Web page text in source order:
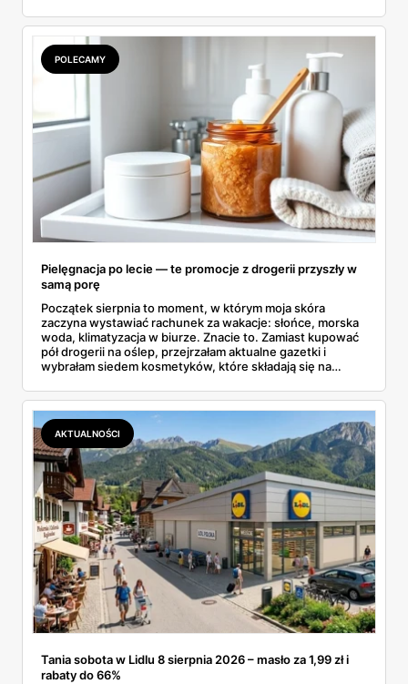
się przy półce z samego rana.
POLECAMY
Pielęgnacja po lecie — te promocje z drogerii przyszły w
samą porę
Początek sierpnia to moment, w którym moja skóra
zaczyna wystawiać rachunek za wakacje: słońce, morska
woda, klimatyzacja w biurze. Znacie to. Zamiast kupować
pół drogerii na oślep, przejrzałam aktualne gazetki i
wybrałam siedem kosmetyków, które składają się na
dermokosmetyki Vichy. Wszystkie ceny sprawdziłam w
ofertach, terminy też.
AKTUALNOŚCI
Tania sobota w Lidlu 8 sierpnia 2026 – masło za 1,99 zł i
rabaty do 66%